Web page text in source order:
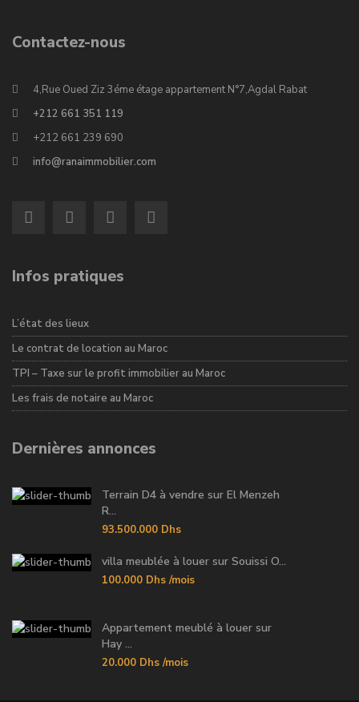
Contactez-nous
4,Rue Oued Ziz 3éme étage appartement N°7,Agdal Rabat
+212 661 351 119
+212 661 239 690
info@ranaimmobilier.com
Infos pratiques
L’état des lieux
Le contrat de location au Maroc
TPI – Taxe sur le profit immobilier au Maroc
Les frais de notaire au Maroc
Dernières annonces
Terrain D4 à vendre sur El Menzeh
R...
93.500.000 Dhs
villa meublée à louer sur Souissi O...
100.000 Dhs /mois
Appartement meublé à louer sur
Hay ...
20.000 Dhs /mois